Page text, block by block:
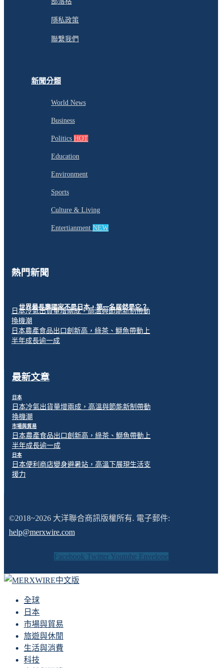
隱私政策
聯繫我們
新聞分類
World News
Business
Politics HOT
Education
Environment
Sports
Culture & Living
Entertianment NEW
熱門新聞
世界最長壽國家不是日本，第一名居然是它？
日本冷氣出貨量增兩成，高溫與節能新制帶動
換機潮
日本農產食品出口創新高，綠茶、鰤魚帶動上
半年成長逾一成
最新文章
日本
日本冷氣出貨量增兩成，高溫與節能新制帶動
換機潮
市場與貿易
日本農產食品出口創新高，綠茶、鰤魚帶動上
半年成長逾一成
日本
日本便利商店變身避暑站，高溫下展現生活支
援力
©2018~2026 大洋聯合商訊版權所有. 電子郵件:
help@merxwire.com
Facebook Twitter Youtube Envelope
全球
日本
市場與貿易
旅遊與休閒
生活與消費
科技